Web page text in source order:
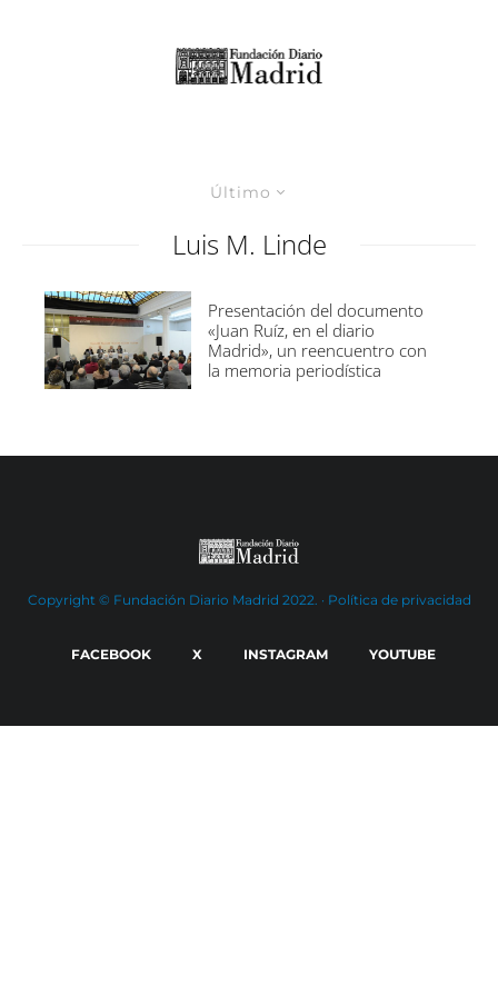
Último
Luis M. Linde
Presentación del documento
«Juan Ruíz, en el diario
Madrid», un reencuentro con
la memoria periodística
Copyright © Fundación Diario Madrid 2022. · Política de privacidad
FACEBOOK X INSTAGRAM YOUTUBE